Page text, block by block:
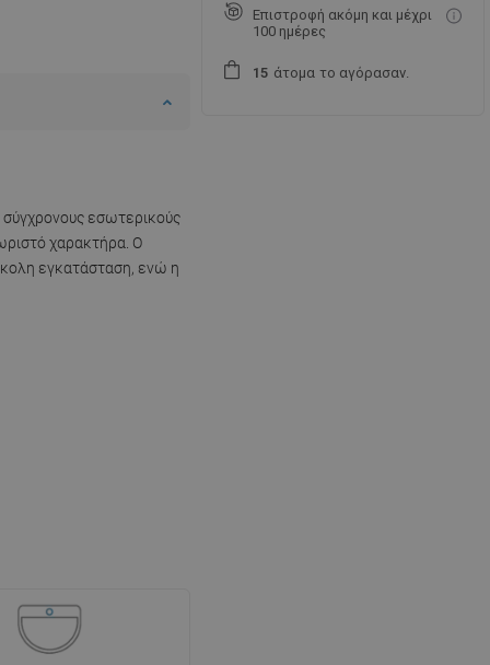
εσωτερικούς
χαρακτήρα. Ο
εγκατάσταση, ενώ η
Επιστροφή ακόμη και μέχρι
100 ημέρες
1 5 άτομα το αγόρασαν.